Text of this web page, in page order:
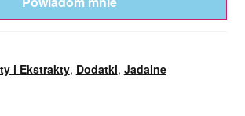
i Ekstrakty, Dodatki, Jadalne